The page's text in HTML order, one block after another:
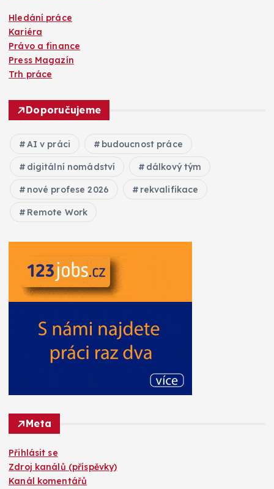
Hledání práce
Kariéra
Právo a finance
Press Magazín
Trh práce
Doporučujeme
AI v práci budoucnost práce
digitální nomádství dálkový tým
nové profese 2026 rekvalifikace
Remote Work
Meta
Přihlásit se
Zdroj kanálů (příspěvky)
Kanál komentářů